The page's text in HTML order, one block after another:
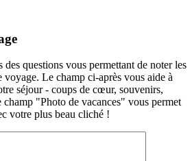
des questions vous permettant de noter les
voyage. Le champ ci-après vous aide à
séjour - coups de cœur, souvenirs,
champ "Photo de vacances" vous permet
votre plus beau cliché !